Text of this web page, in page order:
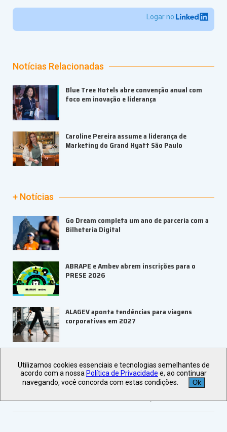
Logar no
Notícias Relacionadas
Blue Tree Hotels abre convenção anual com
foco em inovação e liderança
Caroline Pereira assume a liderança de
Marketing do Grand Hyatt São Paulo
+ Notícias
Go Dream completa um ano de parceria com a
Bilheteria Digital
ABRAPE e Ambev abrem inscrições para o
PRESE 2026
ALAGEV aponta tendências para viagens
corporativas em 2027
ecossistema de eventos B2B
Utilizamos cookies essenciais e tecnologias semelhantes de
acordo com a nossa Política de Privacidade e, ao continuar
navegando, você concorda com estas condições.
Ok